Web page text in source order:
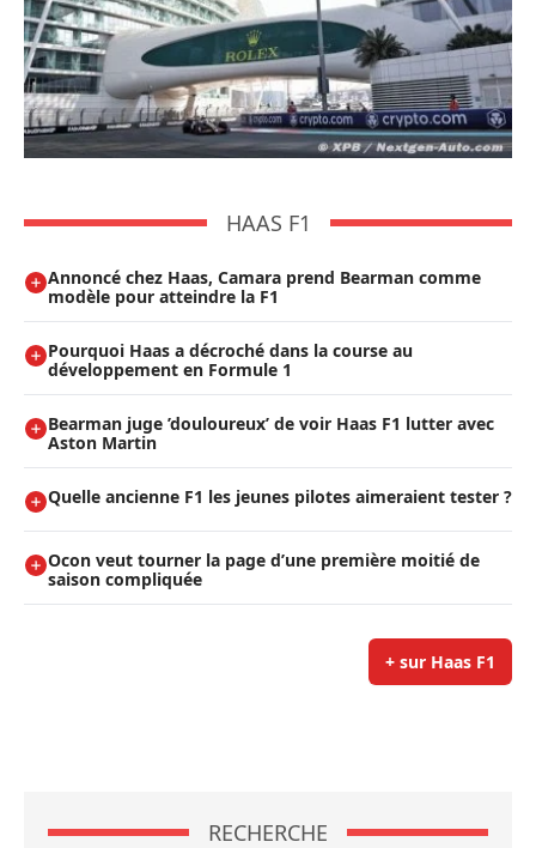
HAAS F1
Annoncé chez Haas, Camara prend Bearman comme
modèle pour atteindre la F1
Pourquoi Haas a décroché dans la course au
développement en Formule 1
Bearman juge ’douloureux’ de voir Haas F1 lutter avec
Aston Martin
Quelle ancienne F1 les jeunes pilotes aimeraient tester ?
Ocon veut tourner la page d’une première moitié de
saison compliquée
+ sur Haas F1
RECHERCHE